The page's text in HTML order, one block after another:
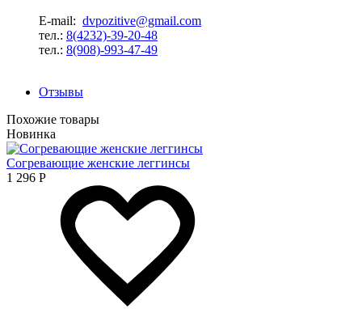
E-mail: dvpozitive@gmail.com
тел.: 8(4232)-39-20-48
тел.: 8(908)-993-47-49
Отзывы
Похожие товары
Новинка
Согревающие женские леггинсы
1 296 Р